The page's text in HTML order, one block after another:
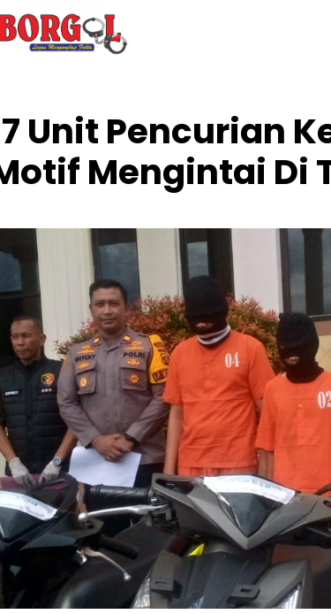
Unit Pencurian
Mengintai Di